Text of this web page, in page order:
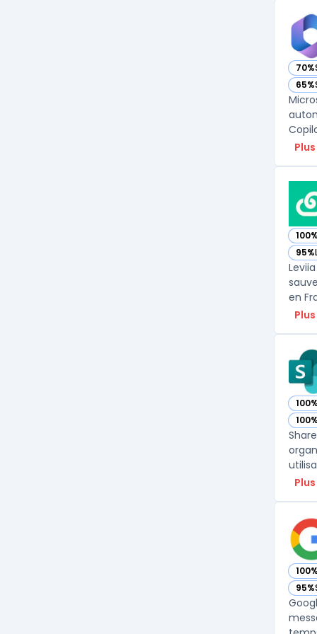
70%
—
65%
—
100%
—
95%
—
en
100%
—
100%
—
100%
—
95%
—